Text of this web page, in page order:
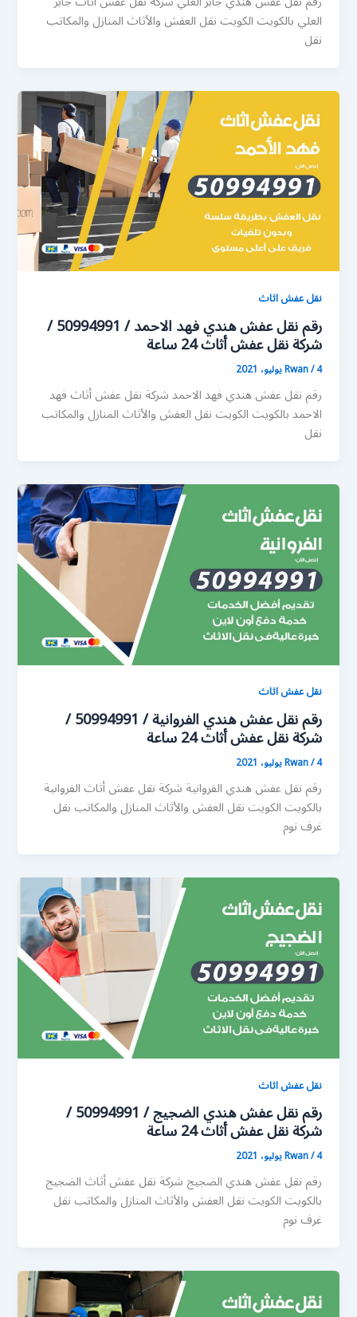
العلي بالكويت الكويت نقل العفش والأثاث المنازل والمكاتب
نقل
نقل عفش اثاث
رقم نقل عفش هندي فهد الاحمد / 50994991 /
شركة نقل عفش أثاث 24 ساعة
Rwan/4 يوليو، 2021
رقم نقل عفش هندي فهد الاحمد شركة نقل عفش أثاث فهد
الاحمد بالكويت الكويت نقل العفش والأثاث المنازل والمكاتب
نقل
نقل عفش اثاث
رقم نقل عفش هندي الفروانية / 50994991 /
شركة نقل عفش أثاث 24 ساعة
Rwan/4 يوليو، 2021
رقم نقل عفش هندي الفروانية شركة نقل عفش أثاث الفروانية
بالكويت الكويت نقل العفش والأثاث المنازل والمكاتب نقل
غرف نوم
نقل عفش اثاث
رقم نقل عفش هندي الضجيج / 50994991 /
شركة نقل عفش أثاث 24 ساعة
Rwan/4 يوليو، 2021
رقم نقل عفش هندي الضجيج شركة نقل عفش أثاث الضجيج
بالكويت الكويت نقل العفش والأثاث المنازل والمكاتب نقل
غرف نوم